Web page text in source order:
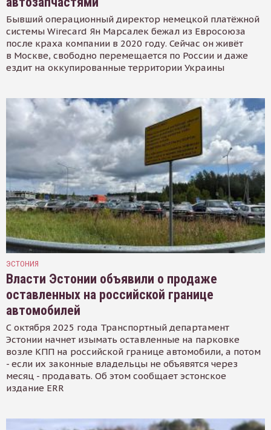
Бывший операционный директор немецкой платёжной
системы Wirecard Ян Марсалек бежал из Евросоюза
после краха компании в 2020 году. Сейчас он живёт
в Москве, свободно перемещается по России и даже
ездит на оккупированные территории Украины
ЭСТОНИЯ
Власти Эстонии объявили о продаже
оставленных на российской границе
автомобилей
С октября 2025 года Транспортный департамент
Эстонии начнет изымать оставленные на парковке
возле КПП на российской границе автомобили, а потом
- если их законные владельцы не объявятся через
месяц - продавать. Об этом сообщает эстонское
издание ERR